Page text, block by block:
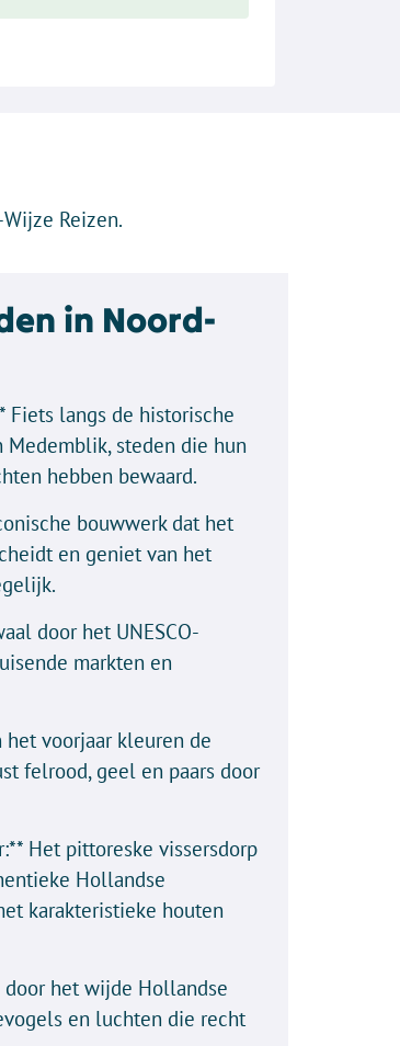
Reizen.
in Noord-
Fiets langs de historische
Medemblik, steden die hun
hebben bewaard.
bouwwerk dat het
en geniet van het
door het UNESCO-
markten en
voorjaar kleuren de
felrood, geel en paars door
Het pittoreske vissersdorp
Hollandse
karakteristieke houten
het wijde Hollandse
en luchten die recht